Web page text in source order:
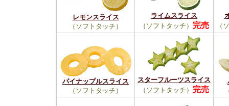
レモンスライス
（ソフトタッチ）
ライムスライス
（ソフトタッチ） 完売
（
パイナップルスライス
（ソフトタッチ）
スターフルーツスライス
（ソフトタッチ） 完売